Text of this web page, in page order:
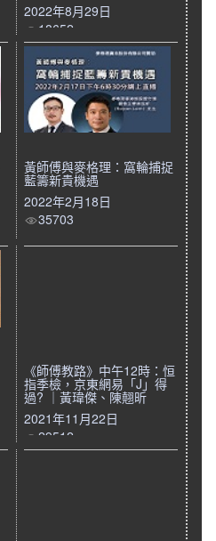
2022年8月29日
18652
黃師傅與麥格理：窩輪捕捉
藍籌新貴機遇
2022年2月18日
35703
《師傅教路》中午12時：恒
指季檢，京東網易「J」得
過? ｜黃瑋傑、陳翹昕
2021年11月22日
29512